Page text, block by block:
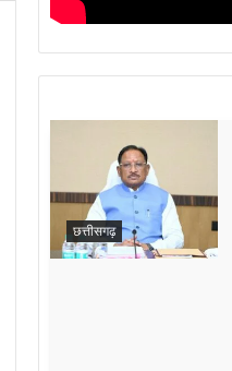
छत्तीसगढ़